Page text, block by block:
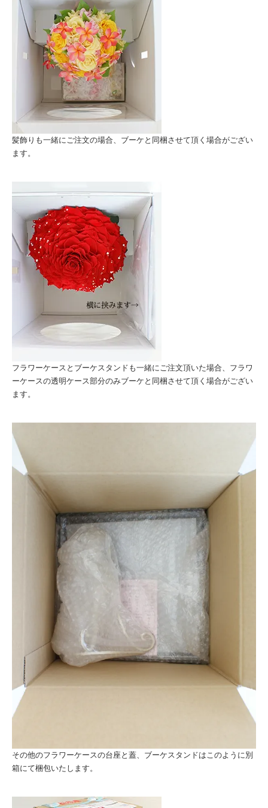
髪飾りも一緒にご注文の場合、ブーケと同梱させて頂く場合がござい
ます。
フラワーケースとブーケスタンドも一緒にご注文頂いた場合、フラワ
ーケースの透明ケース部分のみブーケと同梱させて頂く場合がござい
ます。
その他のフラワーケースの台座と蓋、ブーケスタンドはこのように別
箱にて梱包いたします。